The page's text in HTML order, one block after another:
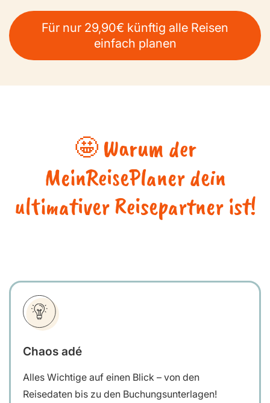
Für nur 29,90€ künftig alle Reisen
einfach planen
🤩 Warum der
MeinReisePlaner dein
ultimativer Reisepartner ist!
Chaos adé
Alles Wichtige auf einen Blick – von den
Reisedaten bis zu den Buchungsunterlagen!